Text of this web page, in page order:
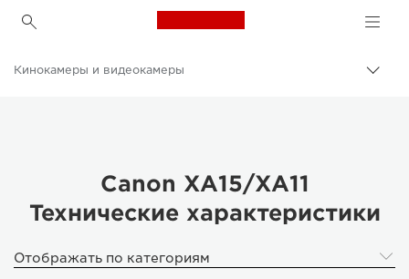
Canon Logo, back to
Кинокамеры и видеокамеры
Canon XA15/XA11
Технические характеристики
Отображать по категориям